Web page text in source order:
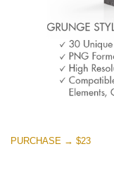
PURCHASE → $23